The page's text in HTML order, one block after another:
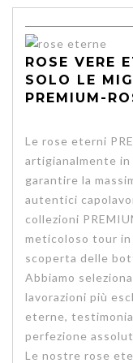
ROSE VERE
SOLO LE
PREMIUM-
Le rose eterni
artigianalmente
garantire la
autentici
collezioni
meticoloso tour
scoperta delle
Abbiamo
lavorazioni più
eterne,
perfezione
Le nostre rose